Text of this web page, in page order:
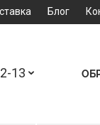
Блог
13